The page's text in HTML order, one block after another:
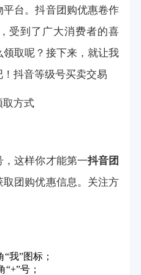
台。抖音团购优惠卷作
受到了广大消费者的喜
取呢？接下来，就让我
抖音等级号买卖交易
取方式
这样你才能第一抖音团
取团购优惠信息。关注方
我”图标；
号；